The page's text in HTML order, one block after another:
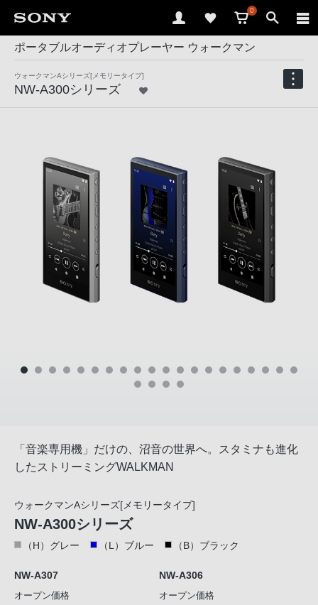
0
ポータブルオーディオプレーヤー ウォークマン
ウォークマンAシリーズ[メモリータイプ]
NW-A300シリーズ
「音楽専用機」だけの、沼音の世界へ。スタミナも進化
したストリーミングWALKMAN
ウォークマンAシリーズ[メモリータイプ]
NW-A300シリーズ
（H）グレー （L）ブルー （B）ブラック
NW-A307
オープン価格
NW-A306
オープン価格